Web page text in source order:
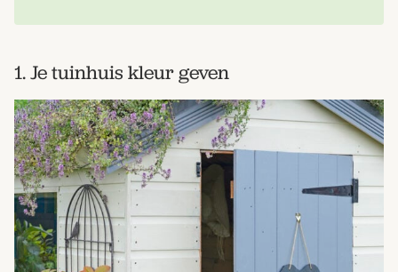
1. Je tuinhuis kleur geven